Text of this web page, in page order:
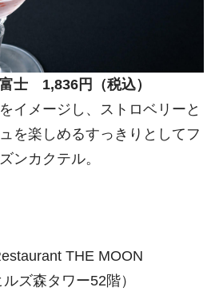
士 1,836円（税込）
イメージし、ストロベリーと
を楽しめるすっきりとしてフ
ンカクテル。
THE MOON
ズ森タワー52階）